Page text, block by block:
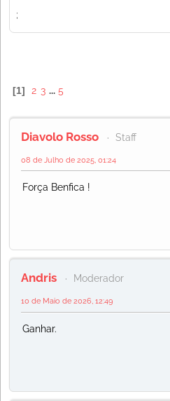
;
1 2 3 ... 5
Diavolo Rosso Staff
08 de Julho de 2025, 01:24
Força Benfica !
Andris Moderador
10 de Maio de 2026, 12:49
Ganhar.